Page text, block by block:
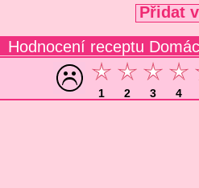
Přidat
Hodnocení receptu
1 2 3 4